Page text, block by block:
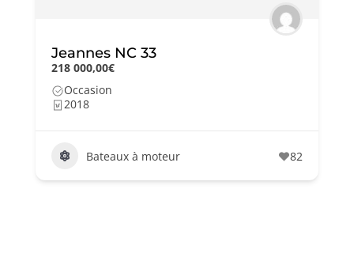
Jeanneau Cap Camarat 6.5 wa
série 3
63 999,00€
Occasion